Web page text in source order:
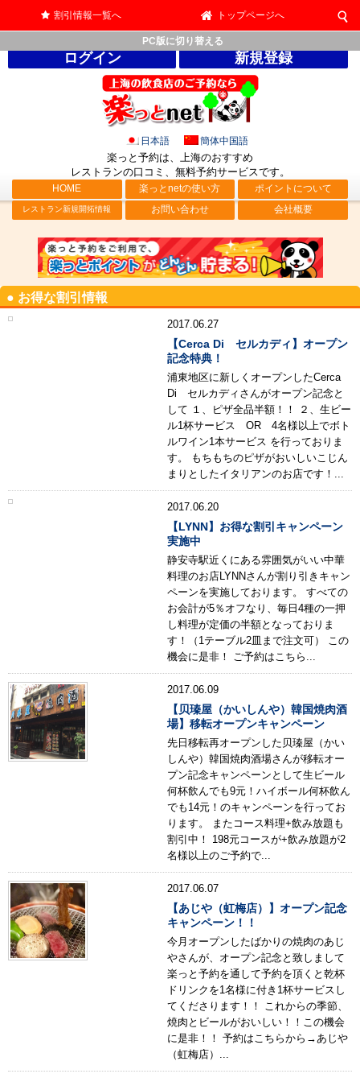
割引情報一覧へ トップページへ
PC版に切り替える
ログイン 新規登録
日本語 簡体中国語
楽っと予約は、上海のおすすめ
レストランの口コミ、無料予約サービスです。
HOME 楽っとnetの使い方 ポイントについて
レストラン新規開拓情報 お問い合わせ 会社概要
● お得な割引情報
2017.06.27
【Cerca Di セルカディ】オープン
記念特典！
浦東地区に新しくオープンしたCerca
Di セルカディさんがオープン記念と
して １、ピザ全品半額！！ ２、生ビー
ル1杯サービス OR 4名様以上でボト
ルワイン1本サービス を行っておりま
す。 もちもちのピザがおいしいこじん
まりとしたイタリアンのお店です！...
2017.06.20
【LYNN】お得な割引キャンペーン
実施中
静安寺駅近くにある雰囲気がいい中華
料理のお店LYNNさんが割り引きキャン
ペーンを実施しております。 すべての
お会計が5％オフなり、毎日4種の一押
し料理が定価の半額となっておりま
す！（1テーブル2皿まで注文可） この
機会に是非！ ご予約はこちら...
2017.06.09
【贝瑧屋（かいしんや）韓国焼肉酒
場】移転オープンキャンペーン
先日移転再オープンした贝瑧屋（かい
しんや）韓国焼肉酒場さんが移転オー
プン記念キャンペーンとして生ビール
何杯飲んでも9元！ハイボール何杯飲ん
でも14元！のキャンペーンを行ってお
ります。 またコース料理+飲み放題も
割引中！ 198元コースが+飲み放題が2
名様以上のご予約で...
2017.06.07
【あじや（虹梅店）】オープン記念
キャンペーン！！
今月オープンしたばかりの焼肉のあじ
やさんが、オープン記念と致しまして
楽っと予約を通して予約を頂くと乾杯
ドリンクを1名様に付き1杯サービスし
てくださります！！ これからの季節、
焼肉とビールがおいしい！！この機会
に是非！！ 予約はこちらから→あじや
（虹梅店）...